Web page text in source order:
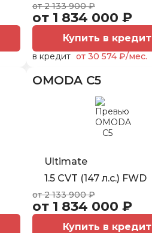
от 2 133 900 ₽
от 1 834 000 ₽
Купить в кредит
в кредит от 30 574 ₽/мес.
OMODA C5
Ultimate
1.5 CVT (147 л.с.) FWD
от 2 133 900 ₽
от 1 834 000 ₽
Купить в кредит